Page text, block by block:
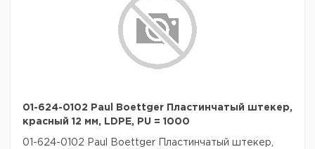
01-624-0102 Paul Boettger Пластинчатый штекер,
красный 12 мм, LDPE, PU = 1000
01-624-0102 Paul Boettger Пластинчатый штекер,